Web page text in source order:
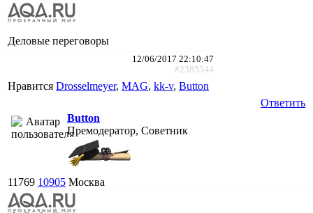
Деловые переговоры
12/06/2017 22:10:47
#2385344
Нравится Drosselmeyer, MAG, kk-v, Button
Ответить
Button
Премодератор, Советник
11769 10905 Москва